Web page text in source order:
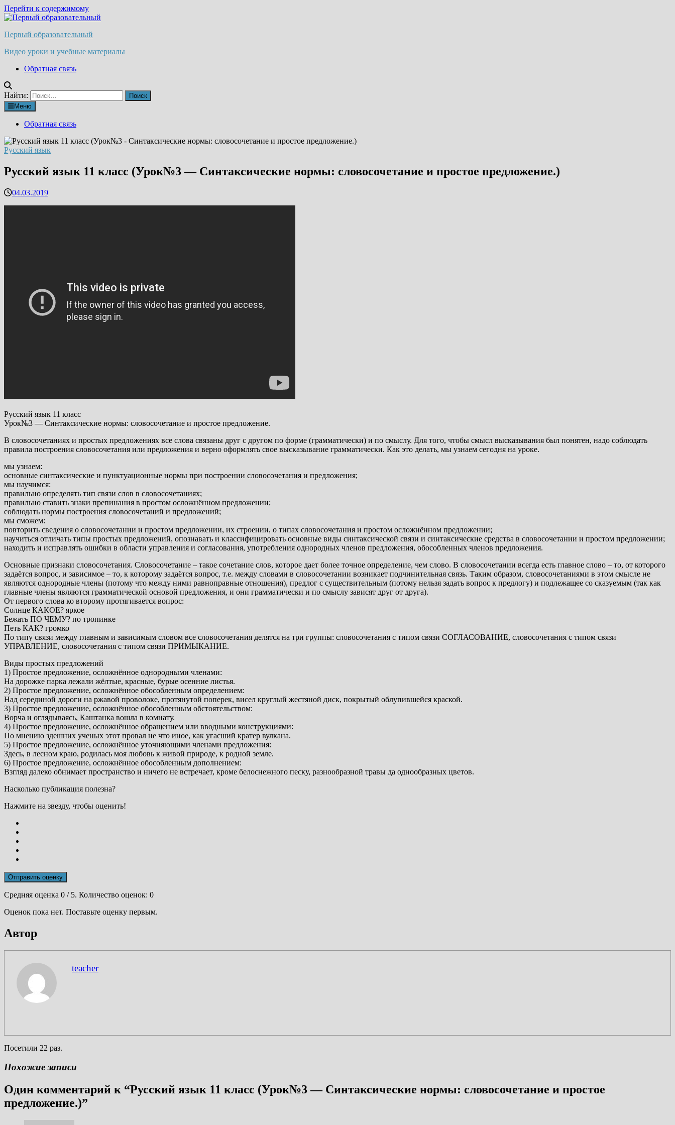
Перейти к содержимому
Первый образовательный
Видео уроки и учебные материалы
Обратная связь
Найти:
Меню
Обратная связь
Русский язык
Русский язык 11 класс (Урок№3 — Синтаксические нормы: словосочетание и простое предложение.)
04.03.2019
Русский язык 11 класс
Урок№3 — Синтаксические нормы: словосочетание и простое предложение.
В словосочетаниях и простых предложениях все слова связаны друг с другом по форме (грамматически) и по смыслу. Для того, чтобы смысл высказывания был понятен, надо соблюдать
правила построения словосочетания или предложения и верно оформлять свое высказывание грамматически. Как это делать, мы узнаем сегодня на уроке.
мы узнаем:
основные синтаксические и пунктуационные нормы при построении словосочетания и предложения;
мы научимся:
правильно определять тип связи слов в словосочетаниях;
правильно ставить знаки препинания в простом осложнённом предложении;
соблюдать нормы построения словосочетаний и предложений;
мы сможем:
повторить сведения о словосочетании и простом предложении, их строении, о типах словосочетания и простом осложнённом предложении;
научиться отличать типы простых предложений, опознавать и классифицировать основные виды синтаксической связи и синтаксические средства в словосочетании и простом предложении;
находить и исправлять ошибки в области управления и согласования, употребления однородных членов предложения, обособленных членов предложения.
Основные признаки словосочетания. Словосочетание – такое сочетание слов, которое дает более точное определение, чем слово. В словосочетании всегда есть главное слово – то, от которого
задаётся вопрос, и зависимое – то, к которому задаётся вопрос, т.е. между словами в словосочетании возникает подчинительная связь. Таким образом, словосочетаниями в этом смысле не
являются однородные члены (потому что между ними равноправные отношения), предлог с существительным (потому нельзя задать вопрос к предлогу) и подлежащее со сказуемым (так как
главные члены являются грамматической основой предложения, и они грамматически и по смыслу зависят друг от друга).
От первого слова ко второму протягивается вопрос:
Солнце КАКОЕ? яркое
Бежать ПО ЧЕМУ? по тропинке
Петь КАК? громко
По типу связи между главным и зависимым словом все словосочетания делятся на три группы: словосочетания с типом связи СОГЛАСОВАНИЕ, словосочетания с типом связи
УПРАВЛЕНИЕ, словосочетания с типом связи ПРИМЫКАНИЕ.
Виды простых предложений
1) Простое предложение, осложнённое однородными членами:
На дорожке парка лежали жёлтые, красные, бурые осенние листья.
2) Простое предложение, осложнённое обособленным определением:
Над серединой дороги на ржавой проволоке, протянутой поперек, висел круглый жестяной диск, покрытый облупившейся краской.
3) Простое предложение, осложнённое обособленным обстоятельством:
Ворча и оглядываясь, Каштанка вошла в комнату.
4) Простое предложение, осложнённое обращением или вводными конструкциями:
По мнению здешних ученых этот провал не что иное, как угасший кратер вулкана.
5) Простое предложение, осложнённое уточняющими членами предложения:
Здесь, в лесном краю, родилась моя любовь к живой природе, к родной земле.
6) Простое предложение, осложнённое обособленным дополнением:
Взгляд далеко обнимает пространство и ничего не встречает, кроме белоснежного песку, разнообразной травы да однообразных цветов.
Насколько публикация полезна?
Нажмите на звезду, чтобы оценить!
Отправить оценку
Средняя оценка 0 / 5. Количество оценок: 0
Оценок пока нет. Поставьте оценку первым.
Автор
teacher
Посетили 22 раз.
Похожие записи
Один комментарий к “Русский язык 11 класс (Урок№3 — Синтаксические нормы: словосочетание и простое
предложение.)”